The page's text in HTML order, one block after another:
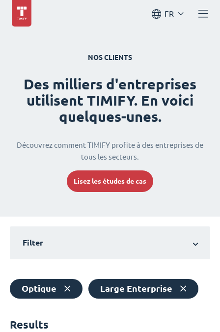
FR
NOS CLIENTS
Des milliers d'entreprises
utilisent TIMIFY. En voici
quelques-unes.
Découvrez comment TIMIFY profite à des entreprises de
tous les secteurs.
Lisez les études de cas
Filter
Optique Large Enterprise
Results